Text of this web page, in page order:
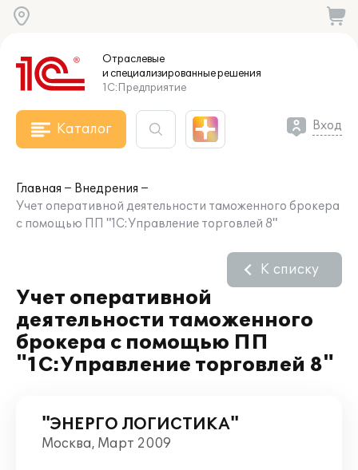
Отраслевые
и специализированныерешения
1С:Предприятие
Каталог Вход
Главная
Внедрения
Учет оперативной деятельности таможенного брокера
с помощью ПП "1С:Управление торговлей 8"
Учет оперативной
деятельности таможенного
брокера с помощью ПП
"1С:Управление торговлей 8"
К списку
"ЭНЕРГО ЛОГИСТИКА"
Москва, Март 2009